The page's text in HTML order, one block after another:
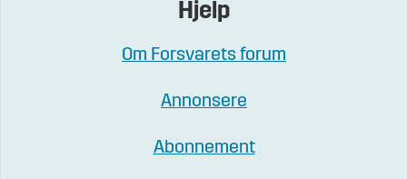
Hjelp
Om Forsvarets forum
Annonsere
Abonnement